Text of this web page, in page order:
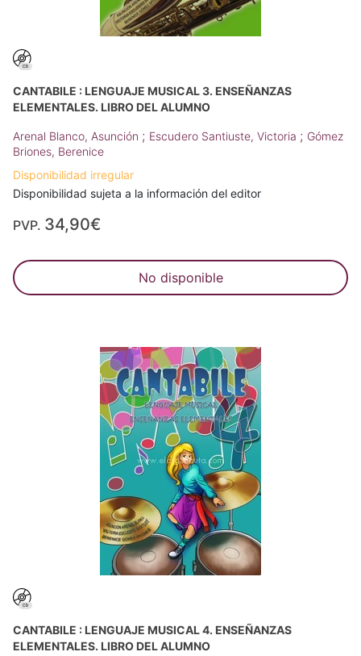
CANTABILE : LENGUAJE MUSICAL 3. ENSEÑANZAS
ELEMENTALES. LIBRO DEL ALUMNO
Arenal Blanco, Asunción ; Escudero Santiuste, Victoria ; Gómez
Briones, Berenice
Disponibilidad irregular
Disponibilidad sujeta a la información del editor
PVP. 34,90€
No disponible
CANTABILE : LENGUAJE MUSICAL 4. ENSEÑANZAS
ELEMENTALES. LIBRO DEL ALUMNO